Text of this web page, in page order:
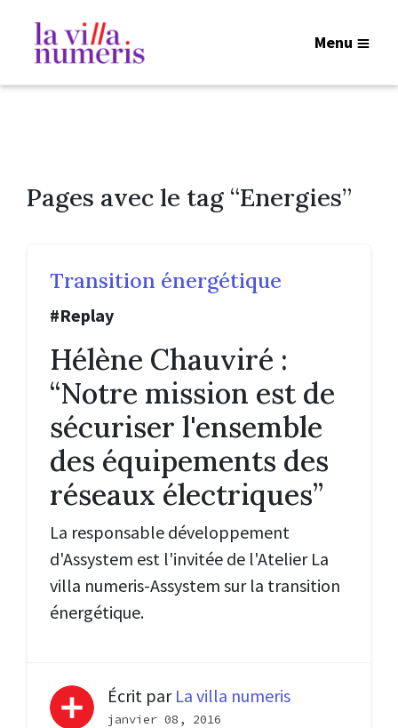
Menu
Pages avec le tag “Energies”
Transition énergétique
#Replay
Hélène Chauviré :
“Notre mission est de
sécuriser l'ensemble
des équipements des
réseaux électriques”
La responsable développement
d'Assystem est l'invitée de l'Atelier La
villa numeris-Assystem sur la transition
énergétique.
Écrit par La villa numeris
janvier 08, 2016